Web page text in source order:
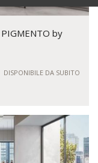
by
DISPONIBILE DA SUBITO